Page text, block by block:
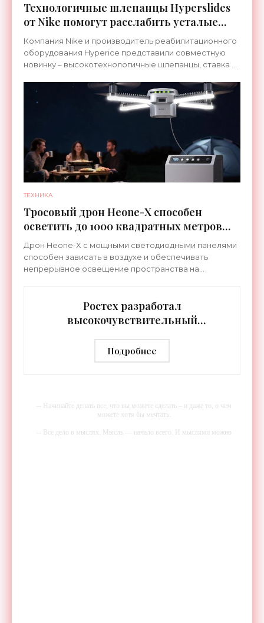
Технологичные шлепанцы Hyperslides
от Nike помогут расслабить усталые
ноги после тренировки - «Гаджеты»
Компания Nike и производитель реабилитационного
оборудования Hyperice представили совместную
новинку – высокотехнологичные шлепанцы, ставка в
ТЕХНИКА
Тросовый дрон Heone-X способен
осветить до 1000 квадратных метров
земли - «Беспилотники»
Дрон Heone-X с мощными светодиодными панелями
способен зависать в воздухе и обеспечивать
непрерывное освещение пространства на
Ростех разработал
высокочувствительный
дальностью распознавания до 2 км
- «Гаджеты»
Подробнее
-- Начинайте делать все, что вы можете сделать – и даже то, о чем
можете хотя бы мечтать.
-- Все дело в мыслях. Мысль — начало всего. И мыслями можно